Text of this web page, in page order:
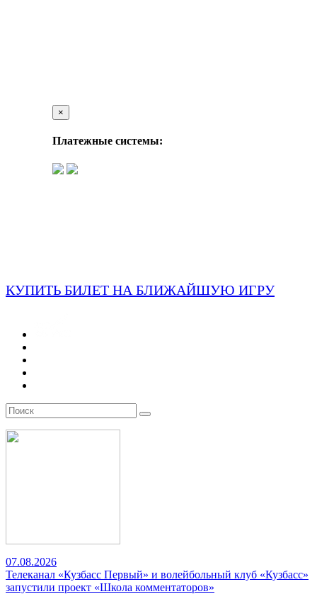
×
Платежные системы:
КУПИТЬ БИЛЕТ НА БЛИЖАЙШУЮ ИГРУ
07.08.2026
Телеканал «Кузбасс Первый» и волейбольный клуб «Кузбасс»
запустили проект «Школа комментаторов»